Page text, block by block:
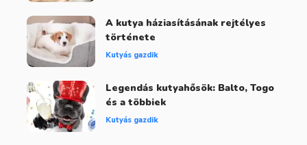
A kutya háziasításának rejtélyes
története
Kutyás gazdik
Legendás kutyahősök: Balto, Togo
és a többiek
Kutyás gazdik